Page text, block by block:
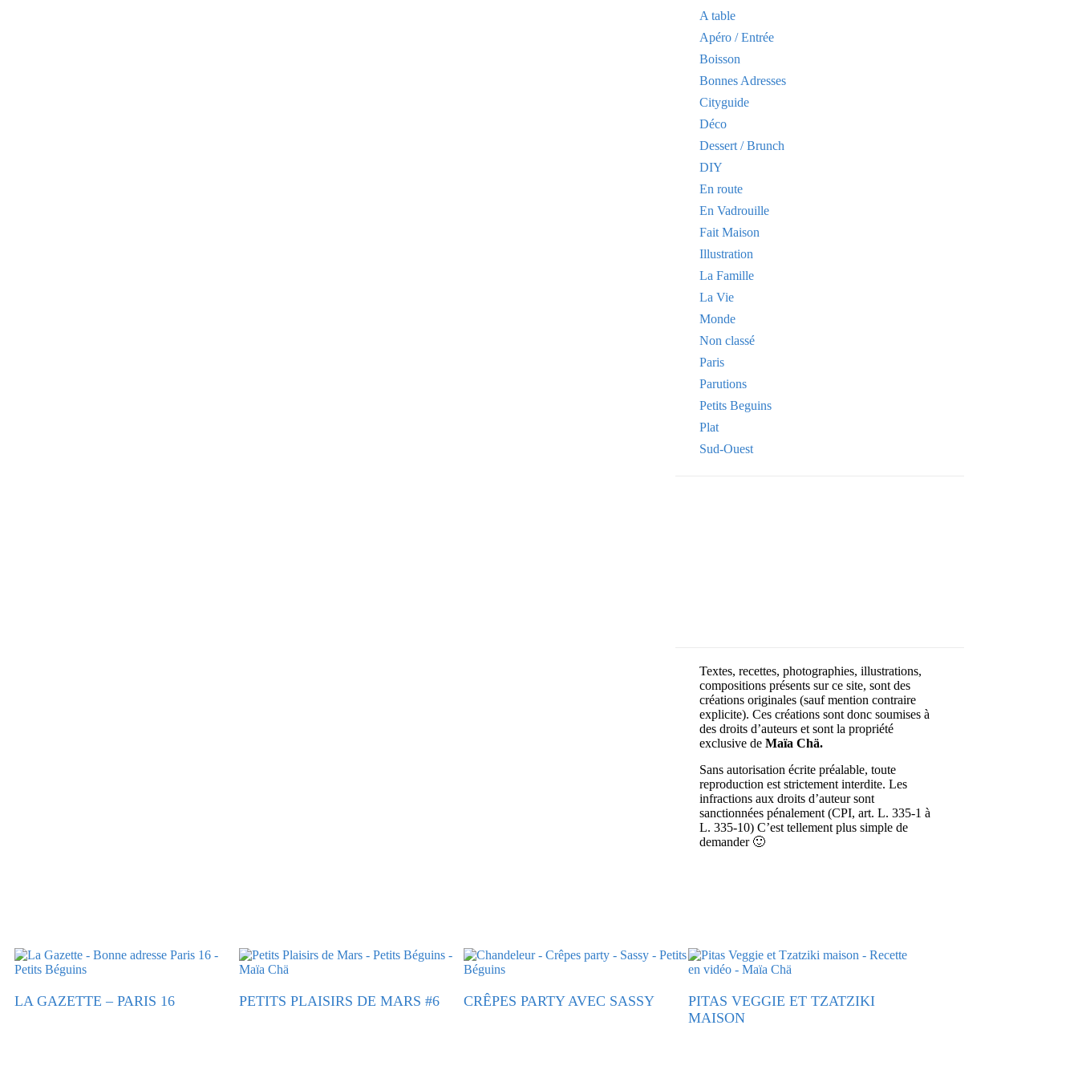
A table
Apéro / Entrée
Boisson
Bonnes Adresses
Cityguide
Déco
Dessert / Brunch
DIY
En route
En Vadrouille
Fait Maison
Illustration
La Famille
La Vie
Monde
Non classé
Paris
Parutions
Petits Beguins
Plat
Sud-Ouest
Textes, recettes, photographies, illustrations,
compositions présents sur ce site, sont des
créations originales (sauf mention contraire
explicite). Ces créations sont donc soumises à
des droits d’auteurs et sont la propriété
exclusive de Maïa Chä.
Sans autorisation écrite préalable, toute
reproduction est strictement interdite. Les
infractions aux droits d’auteur sont
sanctionnées pénalement (CPI, art. L. 335-1 à
L. 335-10) C’est tellement plus simple de
demander 🙂
LA GAZETTE – PARIS 16 PETITS PLAISIRS DE MARS #6 CRÊPES PARTY AVEC SASSY
PITAS VEGGIE ET TZATZIKI
MAISON